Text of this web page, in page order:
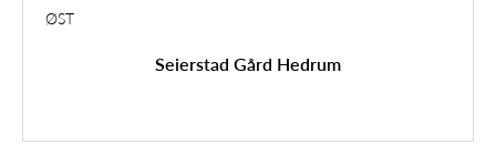
ØST
Seierstad Gård Hedrum